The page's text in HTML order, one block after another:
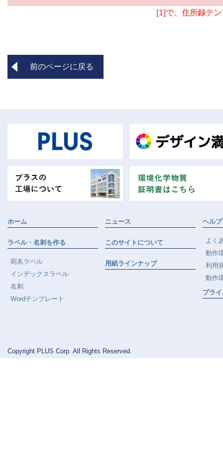
[1]で、住所録テ
前のページに戻る
ホーム
ラベル・名刺を作る
宛名ラベル
インデックスラベル
名刺
Wordテンプレート
ニュース
このサイトについて
用紙ラインナップ
ヘルプ
よく
動作
利用
動作
プラ
Copyright PLUS Corp. All Rights Reserved.